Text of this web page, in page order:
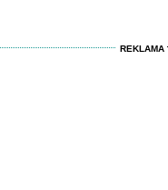
REKLAMA